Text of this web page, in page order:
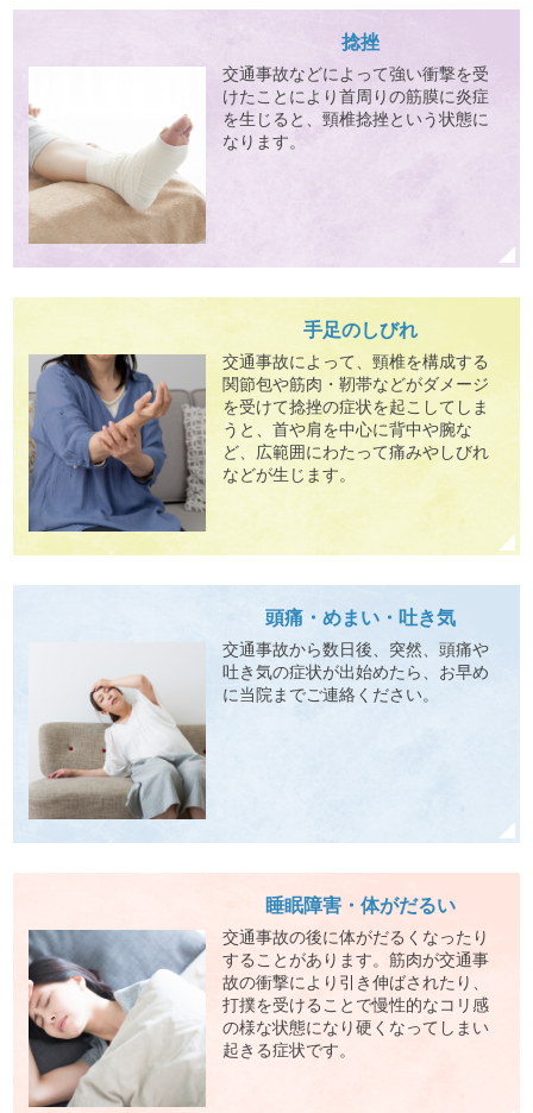
捻挫
交通事故などによって強い衝撃を受
けたことにより首周りの筋膜に炎症
を生じると、頸椎捻挫という状態に
なります。
手足のしびれ
交通事故によって、頸椎を構成する
関節包や筋肉・靭帯などがダメージ
を受けて捻挫の症状を起こしてしま
うと、首や肩を中心に背中や腕な
ど、広範囲にわたって痛みやしびれ
などが生じます。
頭痛・めまい・吐き気
交通事故から数日後、突然、頭痛や
吐き気の症状が出始めたら、お早め
に当院までご連絡ください。
睡眠障害・体がだるい
交通事故の後に体がだるくなったり
することがあります。筋肉が交通事
故の衝撃により引き伸ばされたり、
打撲を受けることで慢性的なコリ感
の様な状態になり硬くなってしまい
起きる症状です。